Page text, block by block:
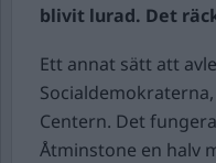
blivit lurad. Det
Ett annat sätt att
Centern. Det
Åtminstone en halv